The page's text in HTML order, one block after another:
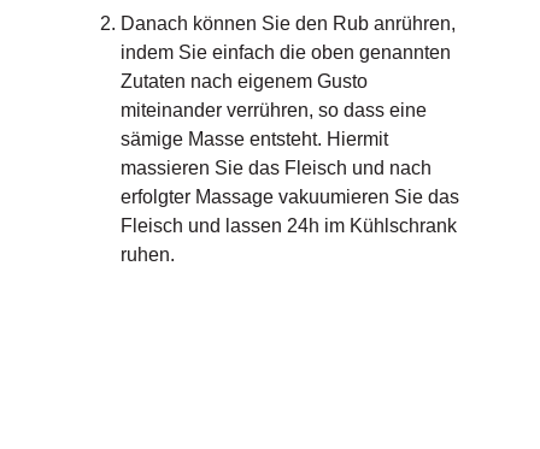
Danach können Sie den Rub anrühren,
indem Sie einfach die oben genannten
Zutaten nach eigenem Gusto
miteinander verrühren, so dass eine
sämige Masse entsteht. Hiermit
massieren Sie das Fleisch und nach
erfolgter Massage vakuumieren Sie das
Fleisch und lassen 24h im Kühlschrank
ruhen.